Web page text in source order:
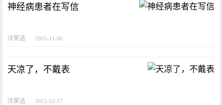
神经病患者在写信
冷笑话 2015-11-06
天凉了，不戴表
冷笑话 2015-12-17